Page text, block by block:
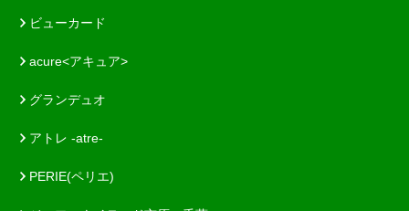
ビューカード
acure<アキュア>
グランデュオ
アトレ -atre-
PERIE(ペリエ)